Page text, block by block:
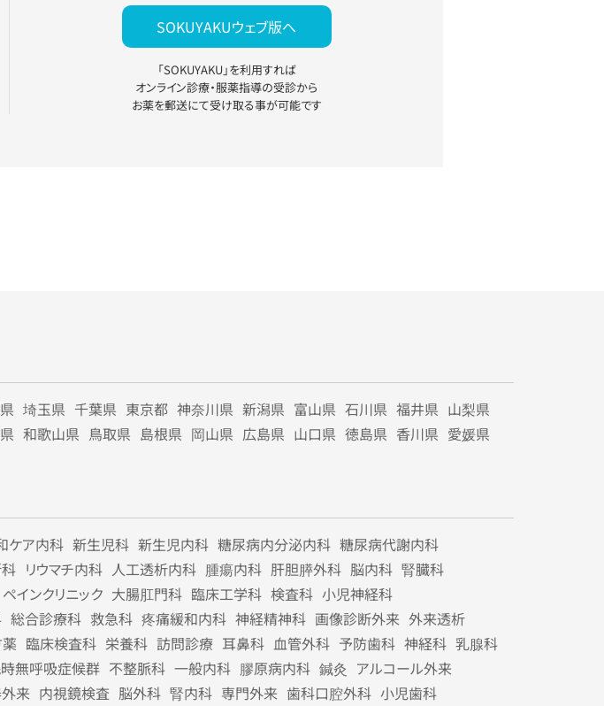
SOKUYAKUウェブ版へ
「SOKUYAKU」を利用すれば
オンライン診療・服薬指導の受診から
お薬を郵送にて受け取る事が可能です
埼玉県 千葉県 東京都 神奈川県 新潟県 富山県 石川県 福井県 山梨県
和歌山県 鳥取県 島根県 岡山県 広島県 山口県 徳島県 香川県 愛媛県
ケア内科 新生児科 新生児内科 糖尿病内分泌内科 糖尿病代謝内科
リウマチ内科 人工透析内科 腫瘍内科 肝胆膵外科 脳内科 腎臓科
ペインクリニック 大腸肛門科 臨床工学科 検査科 小児神経科
総合診療科 救急科 疼痛緩和内科 神経精神科 画像診断外来 外来透析
臨床検査科 栄養科 訪問診療 耳鼻科 血管外科 予防歯科 神経科 乳腺科
無呼吸症候群 不整脈科 一般内科 膠原病内科 鍼灸 アルコール外来
来 内視鏡検査 脳外科 腎内科 専門外来 歯科口腔外科 小児歯科